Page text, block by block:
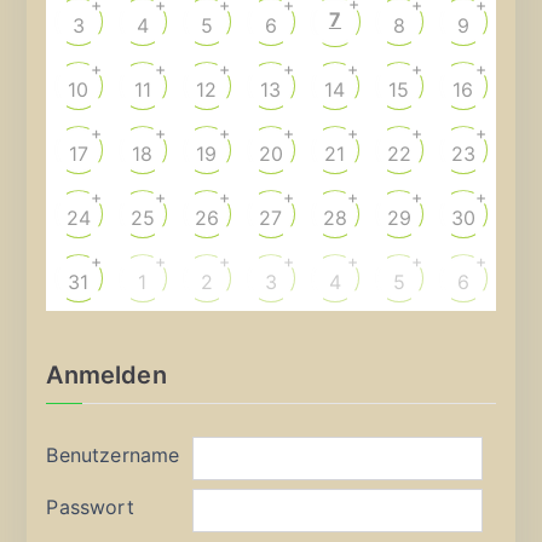
3
+
4
+
5
+
6
+
7 8
+
9
+
10
+
11
+
12
+
13
+
14
+
15
+
16
+
17
+
18
+
19
+
20
+
21
+
22
+
23
+
24
+
25
+
26
+
27
+
28
+
29
+
30
+
31
+
1
+
2
+
3
+
4
+
5
+
6
+
Anmelden
Benutzername
Passwort